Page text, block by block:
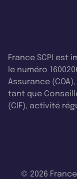
France SCPI est
le numéro
Assurance
tant que
(CIF), activité
© 2026